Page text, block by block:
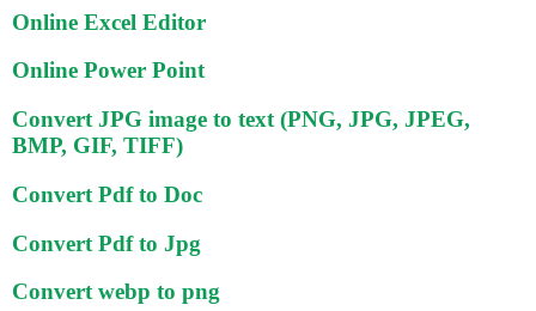
Online Excel Editor
Online Power Point
Convert JPG image to text (PNG, JPG, JPEG,
BMP, GIF, TIFF)
Convert Pdf to Doc
Convert Pdf to Jpg
Convert webp to png